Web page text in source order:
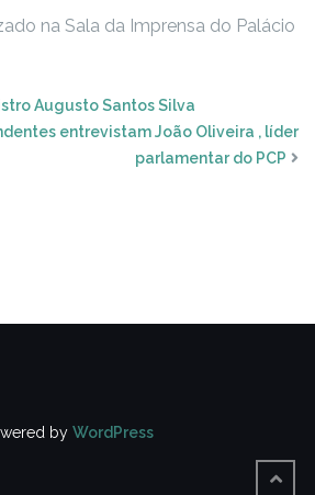
na Sala da Imprensa do Palácio
Augusto Santos Silva
entrevistam João Oliveira , líder
parlamentar do PCP
by WordPress